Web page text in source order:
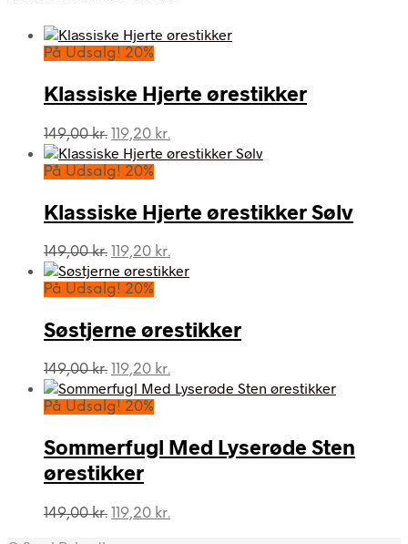
På Udsalg! 20%
Klassiske Hjerte ørestikker
149,00kr. Den
oprindelige
pris
149,00 kr..
119,20 kr.
aktuelle
119,20 kr..
På Udsalg! 20%
Klassiske Hjerte ørestikker Sølv
149,00kr. Den
oprindelige
pris
119,20 kr.
aktuelle
119,20 kr..
På Udsalg! 20%
Søstjerne ørestikker
149,00kr. Den
oprindelige
pris
149,00 kr..
119,20 kr.
aktuelle
119,20 kr..
På Udsalg! 20%
Sommerfugl Med Lyserøde Sten
ørestikker
149,00kr. Den
119,20 kr.